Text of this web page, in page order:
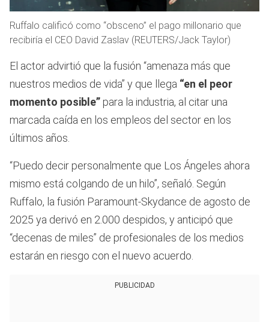
Ruffalo calificó como “obsceno” el pago millonario que
recibiría el CEO David Zaslav (REUTERS/Jack Taylor)
El actor advirtió que la fusión “amenaza más que
nuestros medios de vida” y que llega “en el peor
momento posible” para la industria, al citar una
marcada caída en los empleos del sector en los
últimos años.
“Puedo decir personalmente que Los Ángeles ahora
mismo está colgando de un hilo”, señaló. Según
Ruffalo, la fusión Paramount-Skydance de agosto de
2025 ya derivó en 2.000 despidos, y anticipó que
“decenas de miles” de profesionales de los medios
estarán en riesgo con el nuevo acuerdo.
PUBLICIDAD